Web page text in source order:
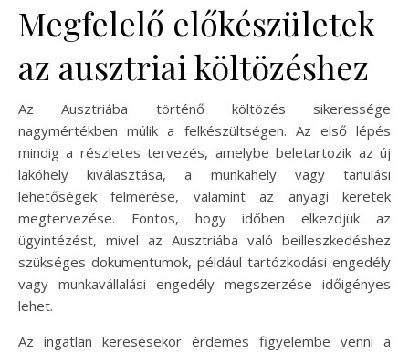
Megfelelő előkészületek
az ausztriai költözéshez
Az Ausztriába történő költözés sikeressége
nagymértékben múlik a felkészültségen. Az első lépés
mindig a részletes tervezés, amelybe beletartozik az új
lakóhely kiválasztása, a munkahely vagy tanulási
lehetőségek felmérése, valamint az anyagi keretek
megtervezése. Fontos, hogy időben elkezdjük az
ügyintézést, mivel az Ausztriába való beilleszkedéshez
szükséges dokumentumok, például tartózkodási engedély
vagy munkavállalási engedély megszerzése időigényes
lehet.
Az ingatlan keresésekor érdemes figyelembe venni a